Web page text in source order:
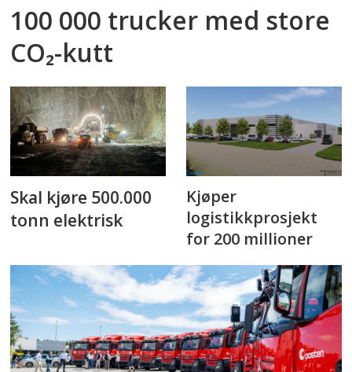
100 000 trucker med store
CO₂-kutt
Skal kjøre 500.000
tonn elektrisk
Kjøper
logistikkprosjekt
for 200 millioner